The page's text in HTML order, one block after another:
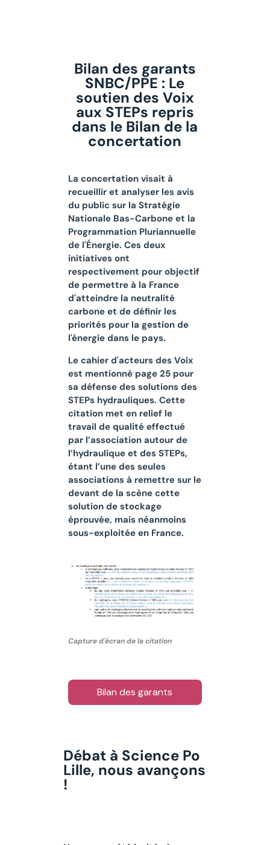
Bilan des garants
SNBC/PPE : Le
soutien des Voix
aux STEPs repris
dans le Bilan de la
concertation
La concertation visait à
recueillir et analyser les avis
du public sur la Stratégie
Nationale Bas-Carbone et la
Programmation Pluriannuelle
de l'Énergie. Ces deux
initiatives ont
respectivement pour objectif
de permettre à la France
d'atteindre la neutralité
carbone et de définir les
priorités pour la gestion de
l'énergie dans le pays.
Le cahier d'acteurs des Voix
est mentionné page 25 pour
sa défense des solutions des
STEPs hydrauliques. Cette
citation met en relief le
travail de qualité effectué
par l’association autour de
l’hydraulique et des STEPs,
étant l’une des seules
associations à remettre sur le
devant de la scène cette
solution de stockage
éprouvée, mais néanmoins
sous-exploitée en France.
Capture d'écran de la citation
Bilan des garants
Débat à Science Po
Lille, nous avançons
!